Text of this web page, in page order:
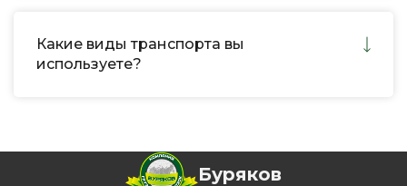
Какие виды транспорта вы
используете?
Буряков